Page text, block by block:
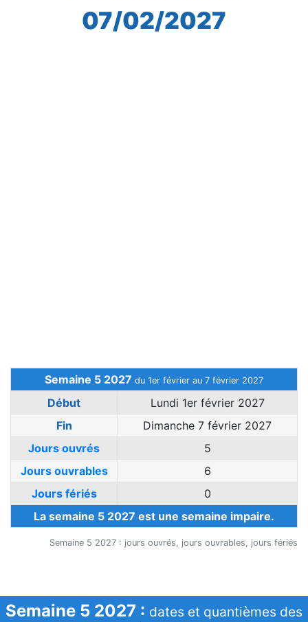
07/02/2027
Semaine 5 2027 : jours ouvrés, jours ouvrables, jours fériés
Semaine 5 2027 du 1er février au 7 février 2027
Début
Lundi 1er février 2027
Fin
Dimanche 7 février 2027
Jours ouvrés
5
Jours ouvrables
6
Jours fériés
0
La semaine 5 2027 est une semaine impaire.
Semaine 5 2027 : dates et quantièmes des